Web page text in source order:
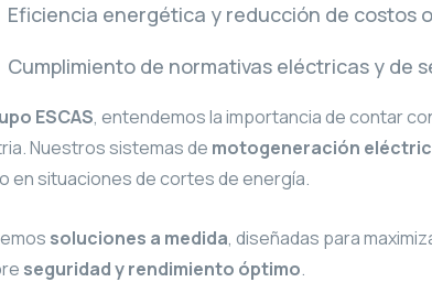
Eficiencia energética y reducción de costos
Cumplimiento de normativas eléctricas y de
ESCAS, entendemos la importancia de contar
Nuestros sistemas de motogeneración
en situaciones de cortes de energía.
soluciones a medida, diseñadas para
seguridad y rendimiento óptimo.